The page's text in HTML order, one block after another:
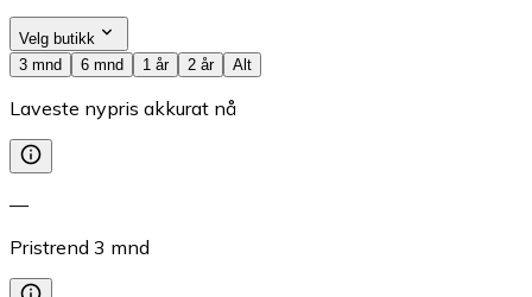
Velg butikk
3 mnd
6 mnd 1 år 2 år Alt
Laveste nypris akkurat nå
—
Pristrend 3 mnd